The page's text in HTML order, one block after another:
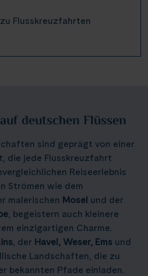
Flusskreuzfahrten
deutschen Flüssen
sind geprägt von einer
die jede Flusskreuzfahrt
Reiseerlebnis
Strömen wie dem
malerischen Mosel und der
, begeistern auch kleinere
einzigartigen Charme.
, der Havel, Weser, Ems und
Landschaften, die zu
bekannten Pfade einladen.